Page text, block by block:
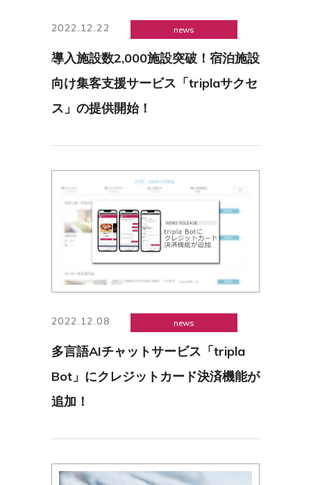
2022.12.22 news
導入施設数2,000施設突破！宿泊施設
向け集客支援サービス「triplaサクセ
ス」の提供開始！
2022.12.08 news
多言語AIチャットサービス「tripla
Bot」にクレジットカード決済機能が
追加！